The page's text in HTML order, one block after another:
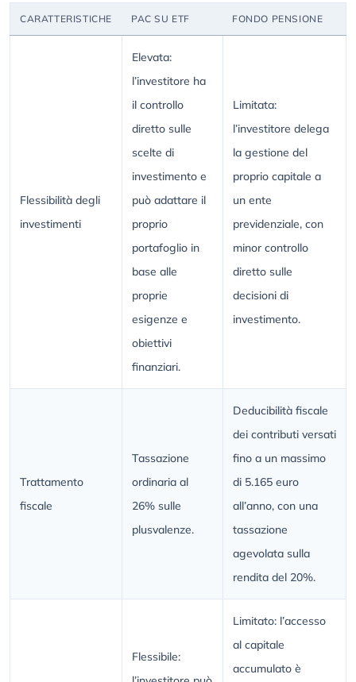
CARATTERISTICHE PAC SU ETF FONDO PENSIONE
Flessibilità degli
investimenti
Elevata:
l’investitore ha
il controllo
diretto sulle
scelte di
investimento e
può adattare il
proprio
portafoglio in
base alle
proprie
esigenze e
obiettivi
finanziari.
Limitata:
l’investitore delega
la gestione del
proprio capitale a
un ente
previdenziale, con
minor controllo
diretto sulle
decisioni di
investimento.
Trattamento
fiscale
Tassazione
ordinaria al
26% sulle
plusvalenze.
Deducibilità fiscale
dei contributi versati
fino a un massimo
di 5.165 euro
all’anno, con una
tassazione
agevolata sulla
rendita del 20%.
Flessibile:
Limitato: l’accesso
al capitale
accumulato è